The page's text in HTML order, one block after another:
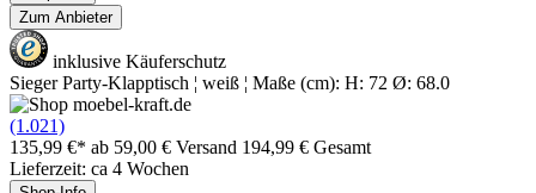
Zum Anbieter
inklusive Käuferschutz
Sieger Party-Klapptisch ¦ weiß ¦ Maße (cm): H: 72 Ø: 68.0
(1.021)
135,99 €* ab 59,00 € Versand 194,99 € Gesamt
Lieferzeit: ca 4 Wochen